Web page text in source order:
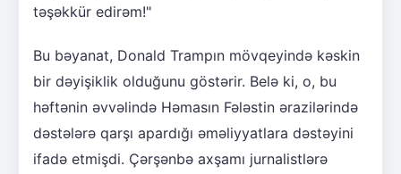
təşəkkür edirəm!"
Bu bəyanat, Donald Trampın mövqeyində kəskin
bir dəyişiklik olduğunu göstərir. Belə ki, o, bu
həftənin əvvəlində Həmasın Fələstin ərazilərində
dəstələrə qarşı apardığı əməliyyatlara dəstəyini
ifadə etmişdi. Çərşənbə axşamı jurnalistlərə